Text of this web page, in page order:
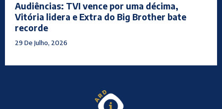
Audiências: TVI vence por uma décima,
Vitória lidera e Extra do Big Brother bate
recorde
29 De Julho, 2026